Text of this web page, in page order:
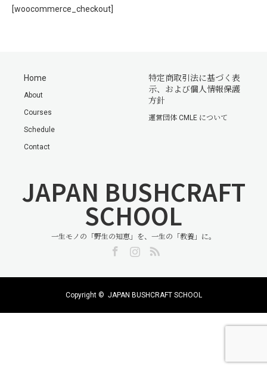
[woocommerce_checkout]
Home
About
Courses
Schedule
Contact
特定商取引法に基づく表
示、および個人情報保護
方針
運営団体 CMLE について
JAPAN BUSHCRAFT
SCHOOL
一生モノの「野生の知恵」を、一生の「教養」に。
Copyright © JAPAN BUSHCRAFT SCHOOL